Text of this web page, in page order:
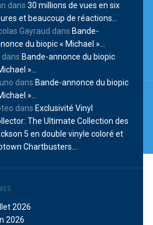
dans 30 millions de vues en six
et beaucoup de réactions…
Gayraud dans Bande-
du biopic « Michael »…
dans Bande-annonce du biopic
»…
dans Bande-annonce du biopic
»…
dans Exclusivité Vinyl
The Ultimate Collection des
5 en double vinyle coloré et
Chartbusters…
2026
2026